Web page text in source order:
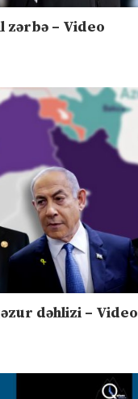
zərbə – Video
dəhlizi – Video